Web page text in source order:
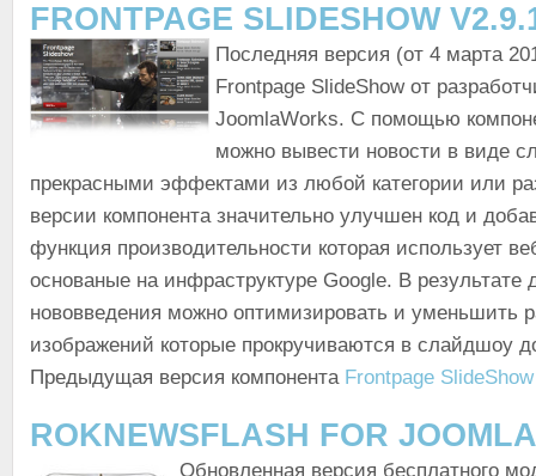
FRONTPAGE SLIDESHOW
Последняя версия (от 4 марта
Frontpage SlideShow от
JoomlaWorks. C помощью
можно вывести новости в виде
прекрасными эффектами из любой категории или
версии компонента значительно улучшен код и
функция производительности которая использует
основаные на инфраструктуре Google. В результате
нововведения можно оптимизировать и уменьшить
изображений которые прокручиваются в слайдшоу
Предыдущая версия компонента Frontpage
ROKNEWSFLASH FOR
Обновленная версия бесплатного